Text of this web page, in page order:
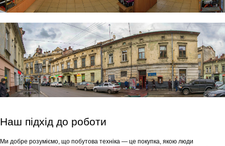
Наш підхід до роботи
Ми добре розуміємо, що побутова техніка — це покупка, якою люди